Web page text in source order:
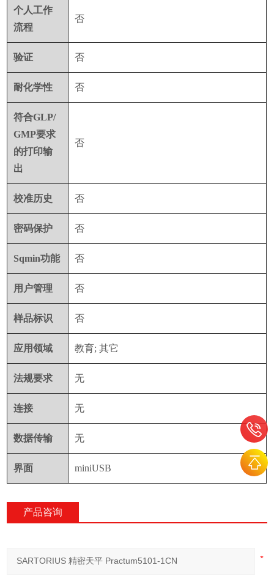
个人工作
流程
否
验证 否
耐化学性 否
符合GLP/
GMP要求
的打印输
出
否
校准历史 否
密码保护 否
Sqmin功能 否
用户管理 否
样品标识 否
应用领域 教育;其它
法规要求 无
连接 无
数据传输 无
界面 miniUSB
产品咨询